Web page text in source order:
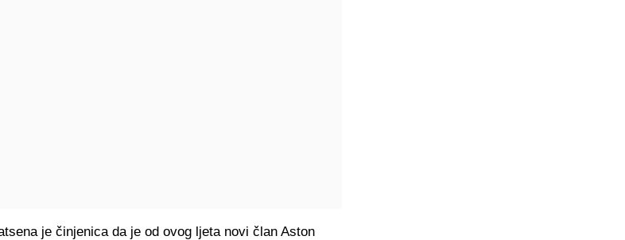
je činjenica da je od ovog ljeta novi član Aston